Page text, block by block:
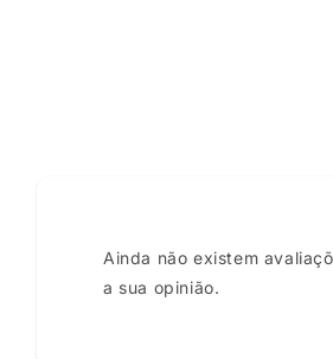
Ainda não existem
a sua opinião.